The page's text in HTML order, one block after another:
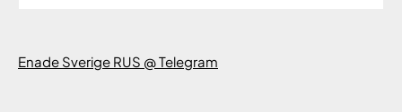
Enade Sverige RUS @ Telegram